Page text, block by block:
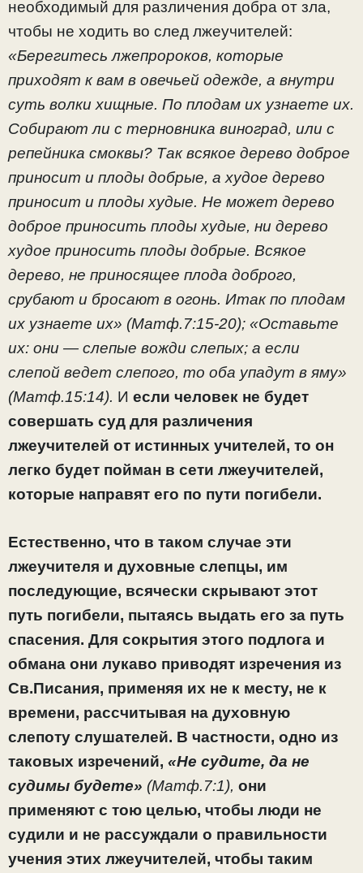
необходимый для различения добра от зла,
чтобы не ходить во след лжеучителей:
«Берегитесь лжепророков, которые
приходят к вам в овечьей одежде, а внутри
суть волки хищные. По плодам их узнаете их.
Собирают ли с терновника виноград, или с
репейника смоквы? Так всякое дерево доброе
приносит и плоды добрые, а худое дерево
приносит и плоды худые. Не может дерево
доброе приносить плоды худые, ни дерево
худое приносить плоды добрые. Всякое
дерево, не приносящее плода доброго,
срубают и бросают в огонь. Итак по плодам
их узнаете их» (Матф.7:15-20); «Оставьте
их: они — слепые вожди слепых; а если
слепой ведет слепого, то оба упадут в яму»
(Матф.15:14). И если человек не будет
совершать суд для различения
лжеучителей от истинных учителей, то он
легко будет пойман в сети лжеучителей,
которые направят его по пути погибели.
Естественно, что в таком случае эти
лжеучителя и духовные слепцы, им
последующие, всячески скрывают этот
путь погибели, пытаясь выдать его за путь
спасения. Для сокрытия этого подлога и
обмана они лукаво приводят изречения из
Св.Писания, применяя их не к месту, не к
времени, рассчитывая на духовную
слепоту слушателей. В частности, одно из
таковых изречений, «Не судите, да не
судимы будете» (Матф.7:1), они
применяют с тою целью, чтобы люди не
судили и не рассуждали о правильности
учения этих лжеучителей, чтобы таким